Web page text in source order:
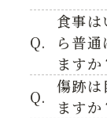
Q.
食事
ら普
ますか
Q.
傷跡は
ますか